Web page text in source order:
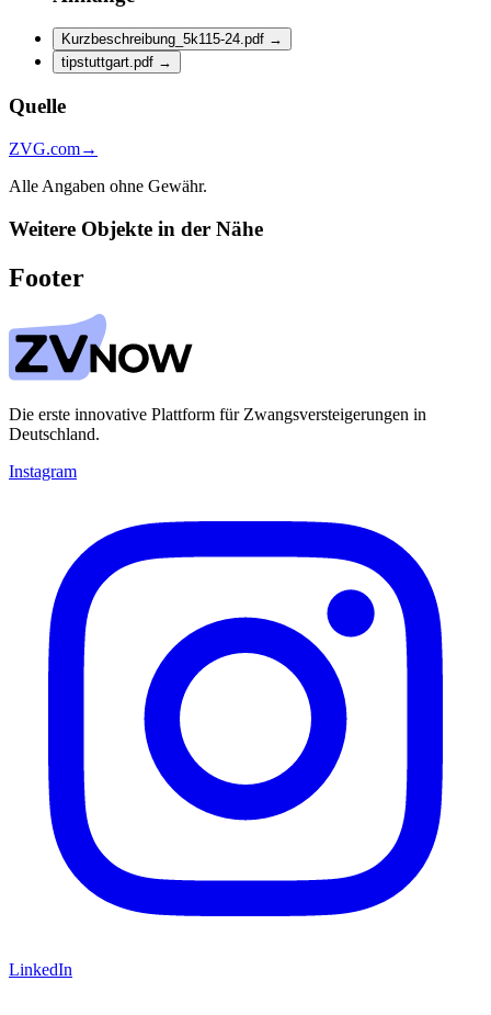
Kurzbeschreibung_5k115-24.pdf →
tipstuttgart.pdf →
Quelle
ZVG.com→
Alle Angaben ohne Gewähr.
Weitere Objekte in der Nähe
Footer
Die erste innovative Plattform für Zwangsversteigerungen in
Deutschland.
Instagram
LinkedIn